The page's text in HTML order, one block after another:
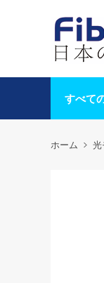
すべて
ホーム